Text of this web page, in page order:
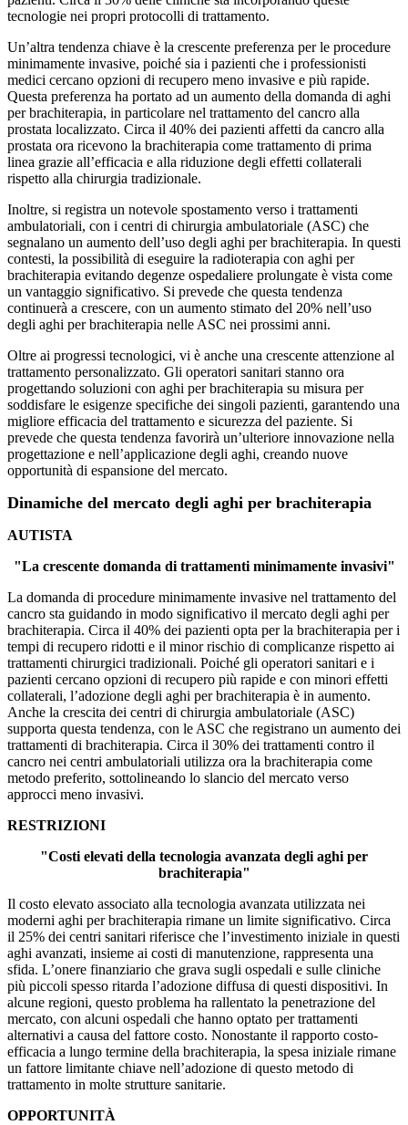
tecnologie nei propri protocolli di trattamento.
Un’altra tendenza chiave è la crescente preferenza per le procedure
minimamente invasive, poiché sia ​​i pazienti che i professionisti
medici cercano opzioni di recupero meno invasive e più rapide.
Questa preferenza ha portato ad un aumento della domanda di aghi
per brachiterapia, in particolare nel trattamento del cancro alla
prostata localizzato. Circa il 40% dei pazienti affetti da cancro alla
prostata ora ricevono la brachiterapia come trattamento di prima
linea grazie all’efficacia e alla riduzione degli effetti collaterali
rispetto alla chirurgia tradizionale.
Inoltre, si registra un notevole spostamento verso i trattamenti
ambulatoriali, con i centri di chirurgia ambulatoriale (ASC) che
segnalano un aumento dell’uso degli aghi per brachiterapia. In questi
contesti, la possibilità di eseguire la radioterapia con aghi per
brachiterapia evitando degenze ospedaliere prolungate è vista come
un vantaggio significativo. Si prevede che questa tendenza
continuerà a crescere, con un aumento stimato del 20% nell’uso
degli aghi per brachiterapia nelle ASC nei prossimi anni.
Oltre ai progressi tecnologici, vi è anche una crescente attenzione al
trattamento personalizzato. Gli operatori sanitari stanno ora
progettando soluzioni con aghi per brachiterapia su misura per
soddisfare le esigenze specifiche dei singoli pazienti, garantendo una
migliore efficacia del trattamento e sicurezza del paziente. Si
prevede che questa tendenza favorirà un’ulteriore innovazione nella
progettazione e nell’applicazione degli aghi, creando nuove
opportunità di espansione del mercato.
Dinamiche del mercato degli aghi per brachiterapia
AUTISTA
"La crescente domanda di trattamenti minimamente invasivi"
La domanda di procedure minimamente invasive nel trattamento del
cancro sta guidando in modo significativo il mercato degli aghi per
brachiterapia. Circa il 40% dei pazienti opta per la brachiterapia per i
tempi di recupero ridotti e il minor rischio di complicanze rispetto ai
trattamenti chirurgici tradizionali. Poiché gli operatori sanitari e i
pazienti cercano opzioni di recupero più rapide e con minori effetti
collaterali, l’adozione degli aghi per brachiterapia è in aumento.
Anche la crescita dei centri di chirurgia ambulatoriale (ASC)
supporta questa tendenza, con le ASC che registrano un aumento dei
trattamenti di brachiterapia. Circa il 30% dei trattamenti contro il
cancro nei centri ambulatoriali utilizza ora la brachiterapia come
metodo preferito, sottolineando lo slancio del mercato verso
approcci meno invasivi.
RESTRIZIONI
"Costi elevati della tecnologia avanzata degli aghi per
brachiterapia"
Il costo elevato associato alla tecnologia avanzata utilizzata nei
moderni aghi per brachiterapia rimane un limite significativo. Circa
il 25% dei centri sanitari riferisce che l’investimento iniziale in questi
aghi avanzati, insieme ai costi di manutenzione, rappresenta una
sfida. L’onere finanziario che grava sugli ospedali e sulle cliniche
più piccoli spesso ritarda l’adozione diffusa di questi dispositivi. In
alcune regioni, questo problema ha rallentato la penetrazione del
mercato, con alcuni ospedali che hanno optato per trattamenti
alternativi a causa del fattore costo. Nonostante il rapporto costo-
efficacia a lungo termine della brachiterapia, la spesa iniziale rimane
un fattore limitante chiave nell’adozione di questo metodo di
trattamento in molte strutture sanitarie.
OPPORTUNITÀ